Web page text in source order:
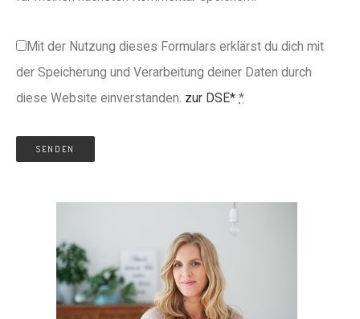
Mit der Nutzung dieses Formulars erklärst du dich mit
der Speicherung und Verarbeitung deiner Daten durch
diese Website einverstanden. zur DSE* *